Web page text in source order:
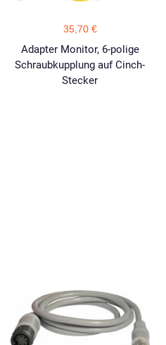
35,70 €
Adapter Monitor, 6-polige
Schraubkupplung auf Cinch-
Stecker